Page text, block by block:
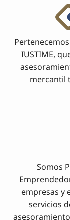
IUSTIME,
mercantil
Somos
empresas y
servicios